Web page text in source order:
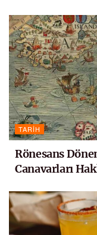
TARIH
Rönesans
Canavarları